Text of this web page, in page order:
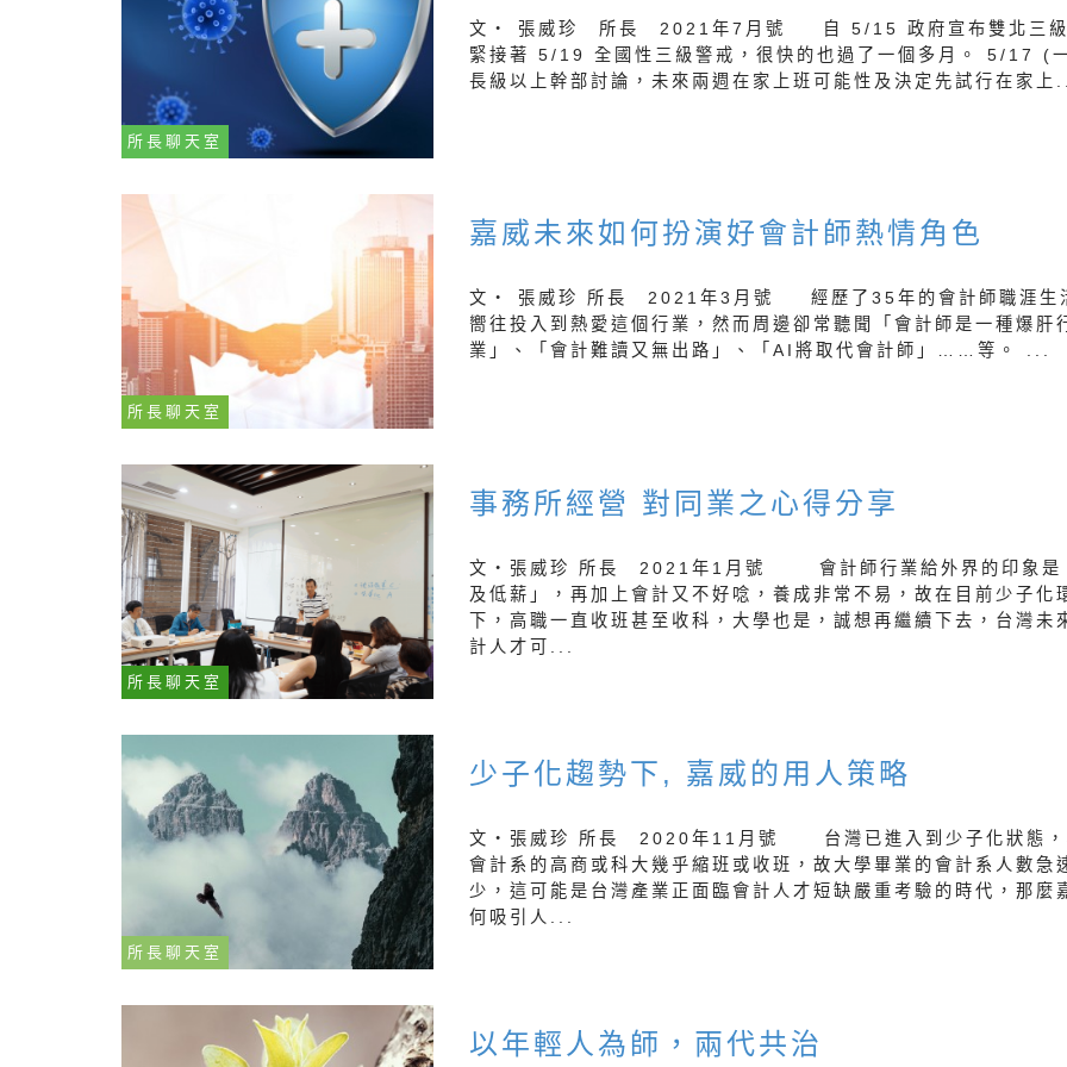
所長聊天室
文‧ 張威珍 所長 2021年7月號 自 5/15 政府宣布雙北三級
緊接著 5/19 全國性三級警戒，很快的也過了一個多月。 5/17 (
長級以上幹部討論，未來兩週在家上班可能性及決定先試行在家上
所長聊天室
嘉威未來如何扮演好會計師熱情角色
文‧ 張威珍 所長 2021年3月號 經歷了35年的會計師職涯生
嚮往投入到熱愛這個行業，然而周邊卻常聽聞「會計師是一種爆肝
業」、「會計難讀又無出路」、「AI將取代會計師」……等。 ...
所長聊天室
事務所經營 對同業之心得分享
文‧張威珍 所長 2021年1月號 會計師行業給外界的印象是
及低薪」，再加上會計又不好唸，養成非常不易，故在目前少子化
下，高職一直收班甚至收科，大學也是，誠想再繼續下去，台灣未
計人才可...
所長聊天室
少子化趨勢下, 嘉威的用人策略
文‧張威珍 所長 2020年11月號 台灣已進入到少子化狀態，
會計系的高商或科大幾乎縮班或收班，故大學畢業的會計系人數急
少，這可能是台灣產業正面臨會計人才短缺嚴重考驗的時代，那麼
何吸引人...
以年輕人為師，兩代共治